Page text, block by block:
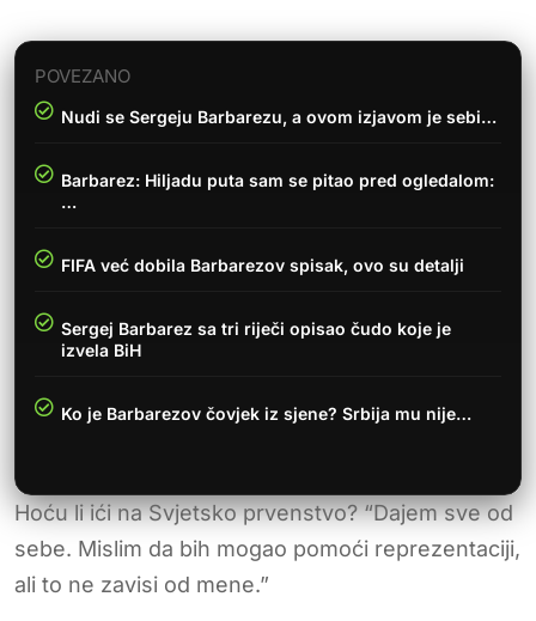
POVEZANO
Nudi se Sergeju Barbarezu, a ovom izjavom je sebi…
Barbarez: Hiljadu puta sam se pitao pred ogledalom:
…
FIFA već dobila Barbarezov spisak, ovo su detalji
Sergej Barbarez sa tri riječi opisao čudo koje je
izvela BiH
Ko je Barbarezov čovjek iz sjene? Srbija mu nije…
Hoću li ići na Svjetsko prvenstvo? “Dajem sve od
sebe. Mislim da bih mogao pomoći reprezentaciji,
ali to ne zavisi od mene.”